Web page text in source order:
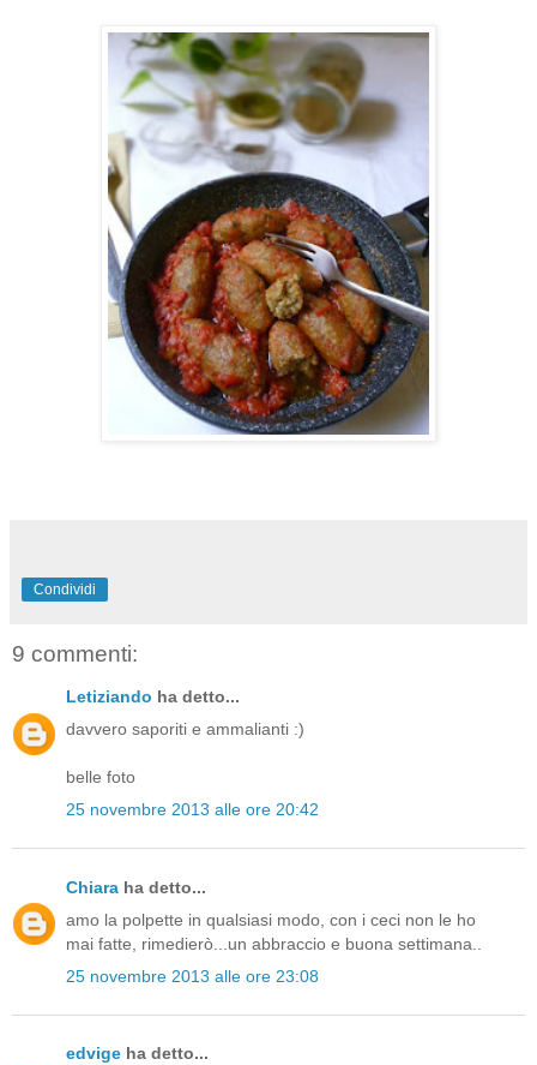
Condividi
9 commenti:
Letiziando ha detto...
davvero saporiti e ammalianti :)
belle foto
25 novembre 2013 alle ore 20:42
Chiara ha detto...
amo la polpette in qualsiasi modo, con i ceci non le ho
mai fatte, rimedierò...un abbraccio e buona settimana..
25 novembre 2013 alle ore 23:08
edvige ha detto...